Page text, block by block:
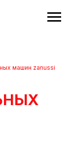
машин zanussi